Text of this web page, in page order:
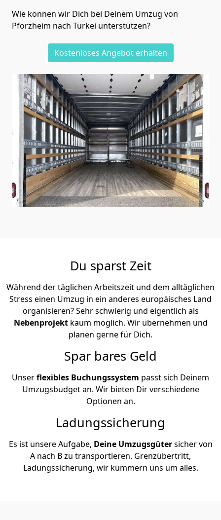
Wie können wir Dich bei Deinem Umzug von
Pforzheim nach Türkei unterstützen?
Kostenloses Angebot erhalten
Du sparst Zeit
Während der täglichen Arbeitszeit und dem alltäglichen
Stress einen Umzug in ein anderes europäisches Land
organisieren? Sehr schwierig und eigentlich als
Nebenprojekt kaum möglich. Wir übernehmen und
planen gerne für Dich.
Spar bares Geld
Unserflexibles Buchungssystem passt sich Deinem
Umzugsbudget an. Wir bieten Dir verschiedene
Optionen an.
Ladungssicherung
Es ist unsere Aufgabe, Deine Umzugsgütersicher von
A nach B zu transportieren. Grenzübertritt,
Ladungssicherung, wir kümmern uns um alles.